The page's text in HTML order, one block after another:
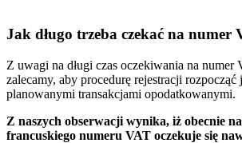
Jak długo trzeba czekać na numer
Z uwagi na długi czas oczekiwania na numer
zalecamy, aby procedurę rejestracji rozpocząć
planowanymi transakcjami opodatkowanymi.
Z naszych obserwacji wynika, iż obecnie
francuskiego numeru VAT oczekuje się